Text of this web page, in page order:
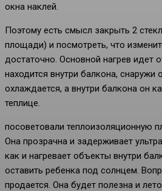
окна наклей.
Поэтому есть смысл закрыть 2
площади) и посмотреть, что
достаточно. Основной нагрев идет
находится внутри балкона, снаружи
охлаждается, а внутри балкона он
теплице.
посоветовали теплоизоляционную
Она прозрачна и задерживает
как и нагревает объекты внутри
оставить ребенка под солнцем.
продается. Она будет полезна и